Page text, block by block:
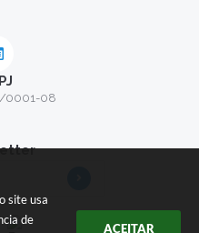
site usa
de
ACEITAR
0001-08